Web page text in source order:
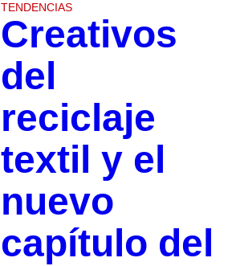
TENDENCIAS
Creativos
del
reciclaje
textil y el
nuevo
capítulo del